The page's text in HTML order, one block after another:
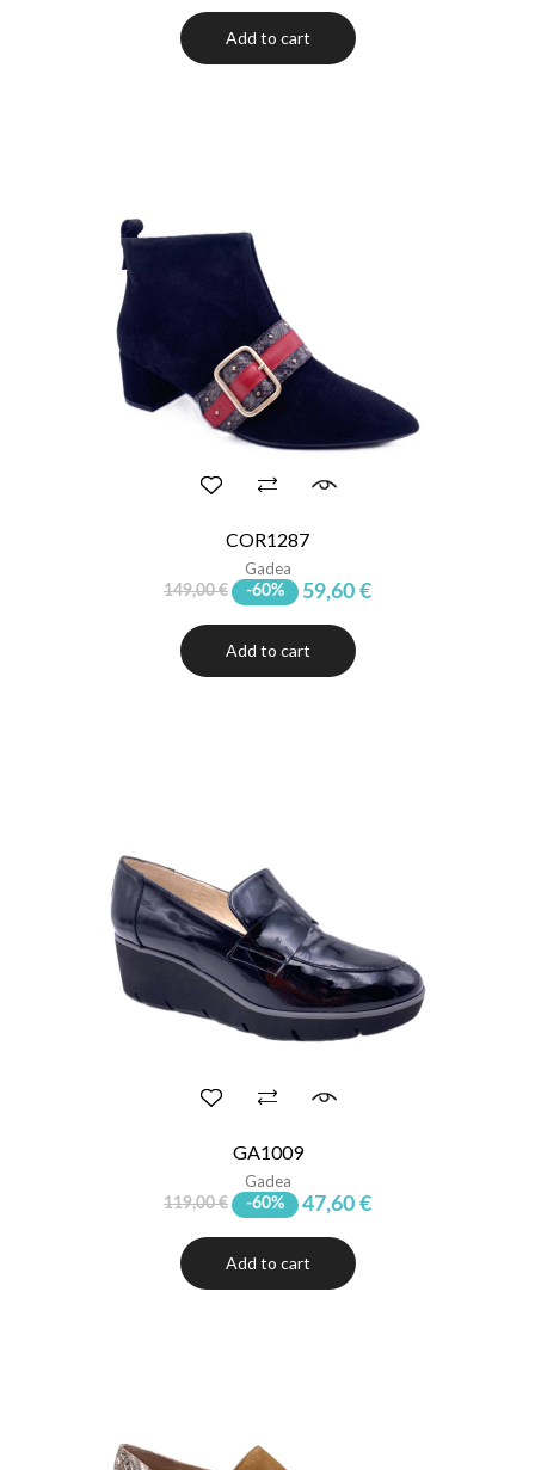
Add to cart
COR1287
Gadea
149,00 € -60% 59,60 €
Add to cart
GA1009
Gadea
119,00 € -60% 47,60 €
Add to cart